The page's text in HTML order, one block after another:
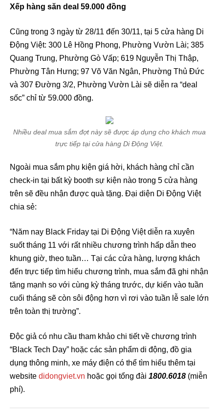
Xếp hàng săn deal 59.000 đồng
Cũng trong 3 ngày từ 28/11 đến 30/11, tại 5 cửa hàng Di
Động Việt: 300 Lê Hồng Phong, Phường Vườn Lài; 385
Quang Trung, Phường Gò Vấp; 619 Nguyễn Thị Thập,
Phường Tân Hưng; 97 Võ Văn Ngân, Phường Thủ Đức
và 307 Đường 3/2, Phường Vườn Lài sẽ diễn ra “deal
sốc” chỉ từ 59.000 đồng.
Nhiều deal mua sắm đợt này sẽ được áp dụng cho khách mua
trực tiếp tại cửa hàng Di Động Việt.
Ngoài mua sắm phụ kiện giá hời, khách hàng chỉ cần
check-in tại bất kỳ booth sự kiện nào trong 5 cửa hàng
trên sẽ đều nhận được quà tặng. Đại diện Di Động Việt
chia sẻ:
“Năm nay Black Friday tại Di Động Việt diễn ra xuyên
suốt tháng 11 với rất nhiều chương trình hấp dẫn theo
khung giờ, theo tuần… Tại các cửa hàng, lượng khách
đến trực tiếp tìm hiểu chương trình, mua sắm đã ghi nhận
tăng mạnh so với cùng kỳ tháng trước, dự kiến vào tuần
cuối tháng sẽ còn sôi động hơn vì rơi vào tuần lễ sale lớn
trên toàn thị trường”.
Độc giả có nhu cầu tham khảo chi tiết về chương trình
“Black Tech Day” hoặc các sản phẩm di động, đồ gia
dụng thông minh, xe máy điện có thể tìm hiểu thêm tại
website didongviet.vn hoặc gọi tổng đài 1800.6018 (miễn
phí).